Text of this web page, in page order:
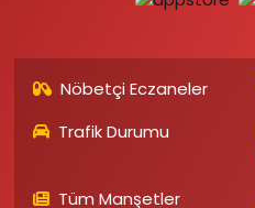
Nöbetçi Eczaneler
Trafik Durumu
Tüm Manşetler